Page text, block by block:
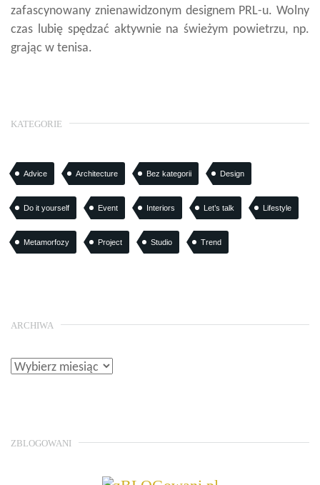
zafascynowany znienawidzonym designem PRL-u. Wolny
czas lubię spędzać aktywnie na świeżym powietrzu, np.
grając w tenisa.
KATEGORIE
Advice Architecture Bez kategorii Design
Do it yourself Event Interiors Let’s talk Lifestyle
Metamorfozy Project Studio Trend
ARCHIWA
ZBLOGOWANI